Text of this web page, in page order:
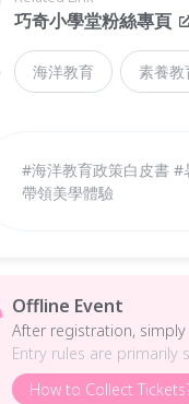
巧奇小學堂粉絲專頁
海洋教育 素養教
#海洋教育政策白皮書 #
帶領美學體驗
Offline Event
After registration, simply
Entry rules are primarily
How to Collect